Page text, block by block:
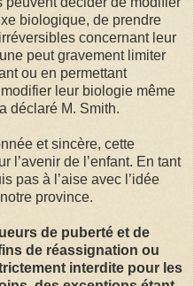
biologique, de prendre
concernant leur
peut gravement limiter
ou en permettant
leur biologie même
déclaré M. Smith.
et sincère, cette
l’avenir de l’enfant. En tant
pas à l’aise avec l’idée
province.
de puberté et de
de réassignation ou
interdite pour les